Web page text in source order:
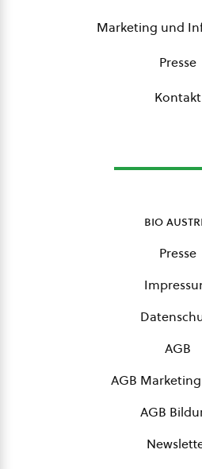
Marketing und
Presse
Kontakt
bio
Presse
AGB
AGB
AGB